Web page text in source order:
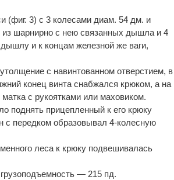
(фиг. 3) с 3 колесами диам. 54 дм. и
шарнирно с нею связанных дышла и 4
и к концам железной же ваги,
с навинтованном отверстием, в
конец винта снабжался крюком, а на
с рукоятками или маховиком.
поднять прицепленный к его крюку
с передком образовывал 4-колесную
леса к крюку подвешивалась
— 215 пд.